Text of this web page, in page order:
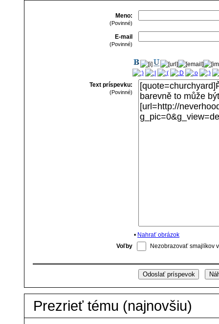
Meno:
(Povinné)
E-mail
(Povinné)
Text príspevku:
(Povinné)
• Nahrať obrázok
Voľby
Nezobrazovať smajlíkov
Prezrieť tému (najnovšiu)